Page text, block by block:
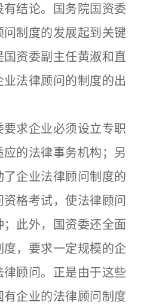
结论。国务院国资委
制度的发展起到关键
资委副主任黄淑和直
法律顾问的制度的出
求企业必须设立专职
的法律事务机构；另
企业法律顾问制度的
格考试，使法律顾问
此外，国资委还全面
，要求一定规模的企
顾问。正是由于这些
企业的法律顾问制度